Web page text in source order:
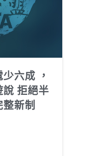
六成 ，
半
新制